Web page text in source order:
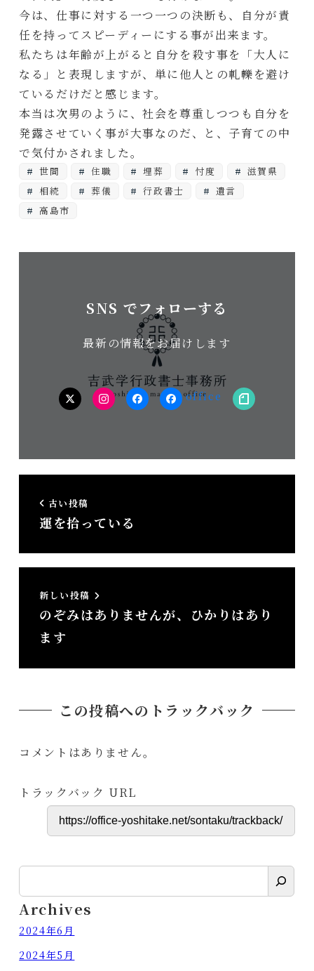
今は、仕事に対する一つ一つの決断も、自分が責
任を持ってスピーディーにする事が出来ます。
私たちは年齢が上がると自分を殺す事を「大人に
なる」と表現しますが、単に他人との軋轢を避け
ているだけだと感じます。
本当は次男のように、社会を尊重しつつも自分を
発露させていく事が大事なのだ、と、子育ての中
で気付かされました。
世間 住職 埋葬 忖度
滋賀県
相続
葬儀 行政書士
遺言
高島市
SNS でフォローする
最新の情報をお届けします
twitterInstagramfacebook（個
facebook（事note
古い投稿
運を拾っている
新しい投稿
のぞみはありませんが、ひかりはあり
ます
この投稿へのトラックバック
コメントはありません。
トラックバック URL
索
Archives
2024年6月
2024年5月